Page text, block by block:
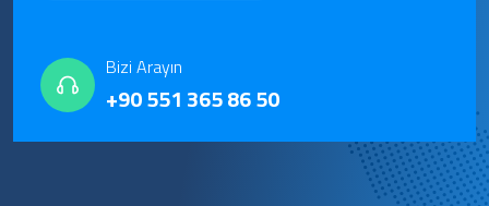
Bizi Arayın
+90 551 365 86 50